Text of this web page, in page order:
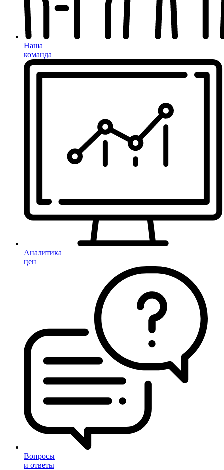
Наша
команда
Аналитика
цен
Вопросы
и ответы